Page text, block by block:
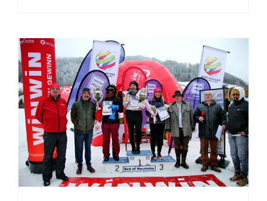
Alisha Mweni gewinnt erneut
bei den 10. Afrikanischen
Rodelmeisterschaften in St.
Johann!